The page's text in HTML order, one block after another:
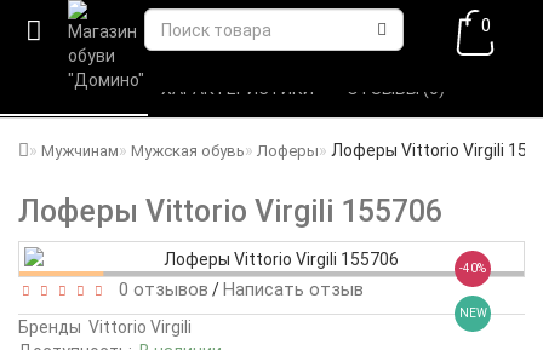
0
Мужчинам Мужская обувь Лоферы Лоферы Vittorio Virgili
Лоферы Vittorio Virgili 155706
ВСЕ О ТОВАРЕ ХАРАКТЕРИСТИКИ ОТЗЫВЫ (0)
-40%
NEW
0 отзывов /Написать отзыв
Бренды Vittorio Virgili